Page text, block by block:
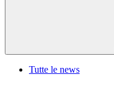
Tutte le news